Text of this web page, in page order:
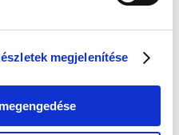
megjelenítése
gombra! Ha most kihagyod, a